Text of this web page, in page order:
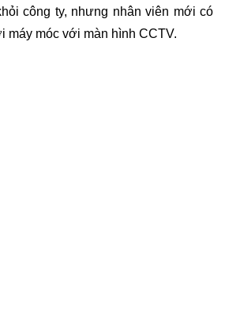
công ty, nhưng nhân viên mới có
máy móc với màn hình CCTV.